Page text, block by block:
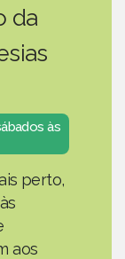
da
às
perto,
aos